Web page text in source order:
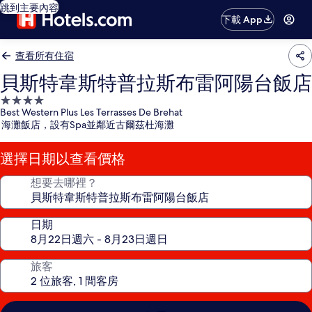
跳到主要內容
下載 App
查看所有住宿
貝斯特韋斯特普拉斯布雷阿陽台飯店
4.0
星
級
住
宿
Best Western Plus Les Terrasses De Brehat
海灘飯店，設有Spa並鄰近古爾茲杜海灘
選擇日期以查看價格
想要去哪裡？
日期
旅客